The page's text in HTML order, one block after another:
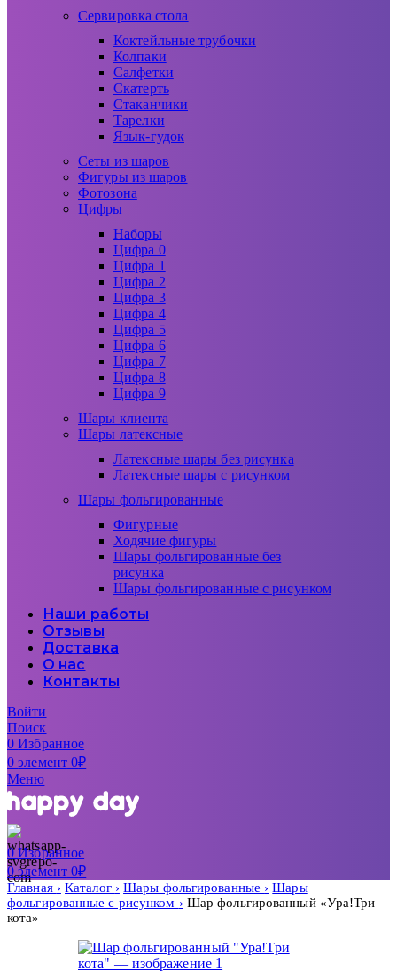
Сервировка стола
Коктейльные трубочки
Колпаки
Салфетки
Скатерть
Стаканчики
Тарелки
Язык-гудок
Сеты из шаров
Фигуры из шаров
Фотозона
Цифры
Наборы
Цифра 0
Цифра 1
Цифра 2
Цифра 3
Цифра 4
Цифра 5
Цифра 6
Цифра 7
Цифра 8
Цифра 9
Шары клиента
Шары латексные
Латексные шары без рисунка
Латексные шары с рисунком
Шары фольгированные
Фигурные
Ходячие фигуры
Шары фольгированные без
рисунка
Шары фольгированные с рисунком
Наши работы
Отзывы
Доставка
О нас
Контакты
Войти
Поиск
0Избранное
0элемент 0₽
Меню
0Избранное
0элемент 0₽
Главная Каталог Шары фольгированные
Шары
фольгированные с рисунком
Шар фольгированный «Ура!Три
кота»